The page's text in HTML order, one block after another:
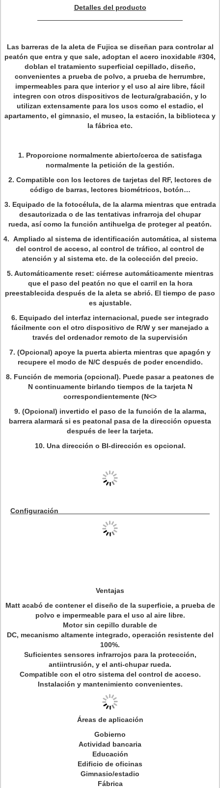
Detalles del producto
Las barreras de la aleta de Fujica se diseñan para controlar al
peatón que entra y que sale, adoptan el acero inoxidable #304,
doblan el tratamiento superficial cepillado, diseño,
convenientes a prueba de polvo, a prueba de herrumbre,
impermeables para que interior y el uso al aire libre, fácil
integren con otros dispositivos de lectura/grabación, y lo
utilizan extensamente para los usos como el estadio, el
apartamento, el gimnasio, el museo, la estación, la biblioteca y
la fábrica etc.
1. Proporcione normalmente abierto/cerca de satisfaga
normalmente la petición de la gestión.
2. Compatible con los lectores de tarjetas del RF, lectores de
código de barras, lectores biométricos, botón…
3. Equipado de la fotocélula, de la alarma mientras que entrada
desautorizada o de las tentativas infrarroja del chupar
rueda, así como la función antihuelga de proteger al peatón.
4. Ampliado al sistema de identificación automática, al sistema
del control de acceso, al control de tráfico, al control de
atención y al sistema etc. de la colección del precio.
5. Automáticamente reset: ciérrese automáticamente mientras
que el paso del peatón no que el carril en la hora
preestablecida después de la aleta se abrió. El tiempo de paso
es ajustable.
6. Equipado del interfaz internacional, puede ser integrado
fácilmente con el otro dispositivo de R/W y ser manejado a
través del ordenador remoto de la supervisión
7. (Opcional) apoye la puerta abierta mientras que apagón y
recupere el modo de N/C después de poder encendido.
8. Función de memoria (opcional). Puede pasar a peatones de
N continuamente birlando tiempos de la tarjeta N
correspondientemente (N<>
9. (Opcional) invertido el paso de la función de la alarma,
barrera alarmará si es peatonal pasa de la dirección opuesta
después de leer la tarjeta.
10. Una dirección o BI-dirección es opcional.
Configuración
Ventajas
Matt acabó de contener el diseño de la superficie, a prueba de
polvo e impermeable para el uso al aire libre.
Motor sin cepillo durable de
DC, mecanismo altamente integrado, operación resistente del
100%.
Suficientes sensores infrarrojos para la protección,
antiintrusión, y el anti-chupar rueda.
Compatible con el otro sistema del control de acceso.
Instalación y mantenimiento convenientes.
Áreas de aplicación
Gobierno
Actividad bancaria
Educación
Edificio de oficinas
Gimnasio/estadio
Fábrica